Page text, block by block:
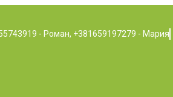
- Роман, +381659197279 - Мария